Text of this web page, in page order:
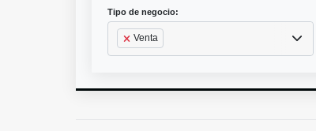
Tipo de negocio:
Venta